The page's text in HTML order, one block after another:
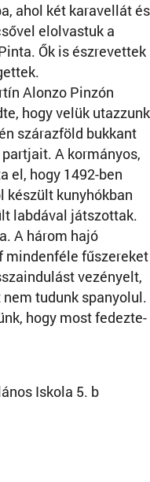
ahol két karavellát és
elolvastuk a
Ők is észrevettek
Alonzo Pinzón
hogy velük utazzunk
szárazföld bukkant
A kormányos,
el, hogy 1492-ben
készült kunyhókban
labdával játszottak.
A három hajó
mindenféle fűszereket
vezényelt,
tudunk spanyolul.
hogy most fedezte-
Iskola 5. b